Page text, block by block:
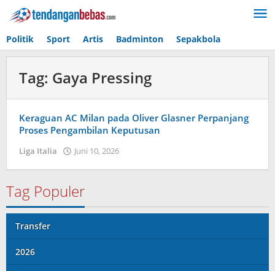
Lewati
ke
Politik Sport Artis Badminton Sepakbola
Tag: Gaya Pressing
Keraguan AC Milan pada Oliver Glasner Perpanjang
Proses Pengambilan Keputusan
Liga Italia Juni 10, 2026
Tag Populer
Transfer
2026